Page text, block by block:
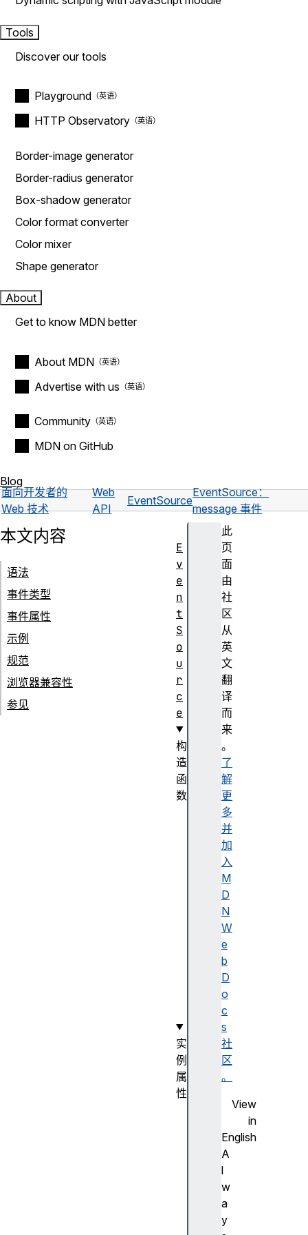
Tools
Discover our tools
Playground
HTTP Observatory
Border-image generator
Border-radius generator
Box-shadow generator
Color format converter
Color mixer
Shape generator
About
Get to know MDN better
About MDN
Advertise with us
Community
MDN on GitHub
Blog
面向开发者的
Web 技术
Web
API
EventSource
EventSource：
message 事件
此
页
面
由
社
区
从
英
文
翻
译
而
来
。
了
解
更
多
并
加
入
M
D
N
W
e
b
D
o
c
s
社
区
。
View
in
English
A
l
w
a
y
本文内容
语法
事件类型
事件属性
示例
规范
浏览器兼容性
参见
E
v
e
n
t
S
o
u
r
c
e
构
造
函
数
实
例
属
性